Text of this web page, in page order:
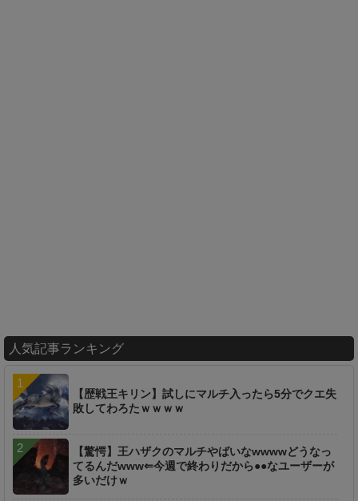
人気記事ランキング
【歴戦王キリン】試しにマルチ入ったら5分でクエ失
敗してわろたｗｗｗｗ
【驚愕】王ハザクのマルチやばいなwwwwどうなっ
てるんだwww⇐今週で終わりだから●●なユーザーが
多いだけｗ